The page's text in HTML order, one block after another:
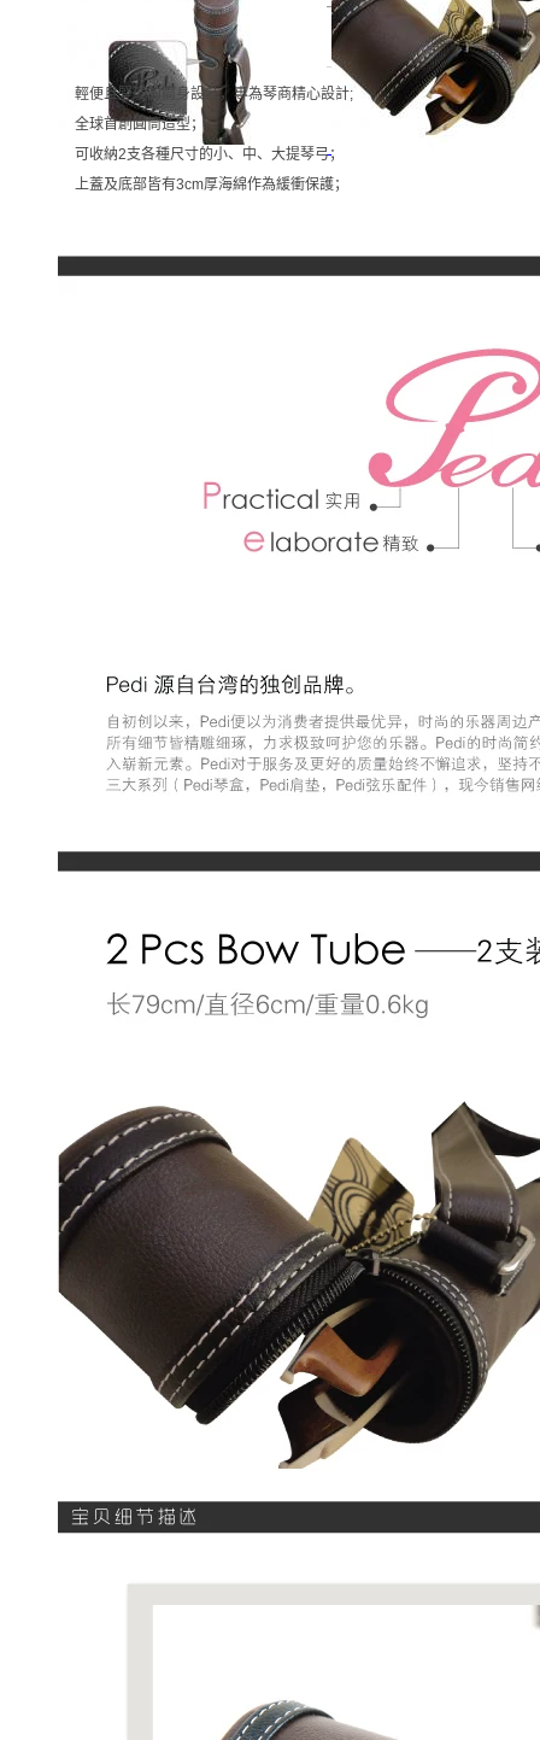
產品特性
輕便且堅硬的筒身設計，專為琴商精心設計;
全球首創圓筒造型；
可收納2支各種尺寸的小、中、大提琴弓；
上蓋及底部皆有3cm厚海綿作為緩衝保護；